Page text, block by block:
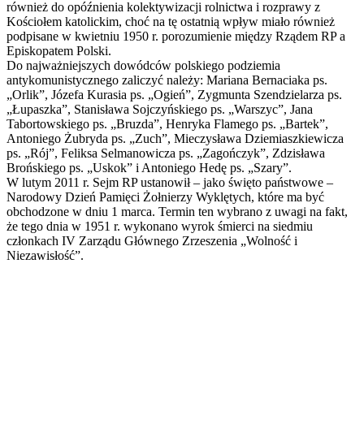
również do opóźnienia kolektywizacji rolnictwa i rozprawy z
Kościołem katolickim, choć na tę ostatnią wpływ miało również
podpisane w kwietniu 1950 r. porozumienie między Rządem RP a
Episkopatem Polski.
Do najważniejszych dowódców polskiego podziemia
antykomunistycznego zaliczyć należy: Mariana Bernaciaka ps.
„Orlik”, Józefa Kurasia ps. „Ogień”, Zygmunta Szendzielarza ps.
„Łupaszka”, Stanisława Sojczyńskiego ps. „Warszyc”, Jana
Tabortowskiego ps. „Bruzda”, Henryka Flamego ps. „Bartek”,
Antoniego Żubryda ps. „Zuch”, Mieczysława Dziemiaszkiewicza
ps. „Rój”, Feliksa Selmanowicza ps. „Zagończyk”, Zdzisława
Brońskiego ps. „Uskok” i Antoniego Hedę ps. „Szary”.
W lutym 2011 r. Sejm RP ustanowił – jako święto państwowe –
Narodowy Dzień Pamięci Żołnierzy Wyklętych, które ma być
obchodzone w dniu 1 marca. Termin ten wybrano z uwagi na fakt,
że tego dnia w 1951 r. wykonano wyrok śmierci na siedmiu
członkach IV Zarządu Głównego Zrzeszenia „Wolność i
Niezawisłość”.